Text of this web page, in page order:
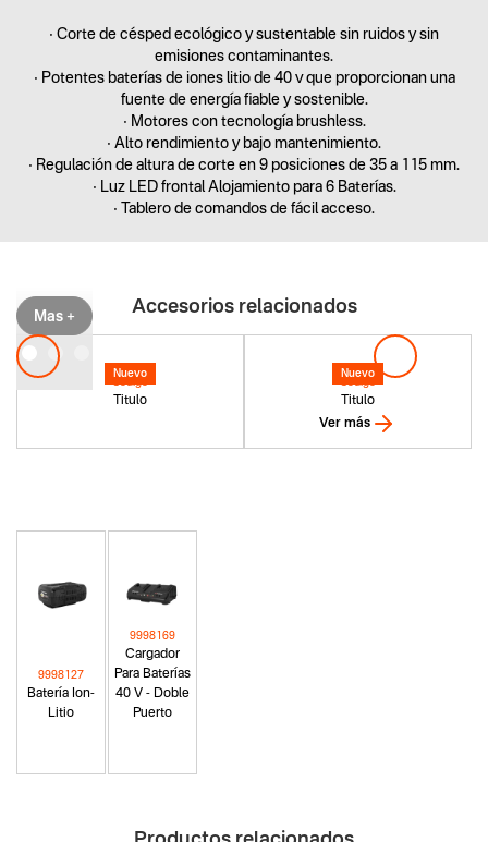
• Corte de césped ecológico y sustentable sin ruidos y sin
emisiones contaminantes.
• Potentes baterías de iones litio de 40 v que proporcionan una
fuente de energía fiable y sostenible.
• Motores con tecnología brushless.
• Alto rendimiento y bajo mantenimiento.
• Regulación de altura de corte en 9 posiciones de 35 a 115 mm.
• Luz LED frontal Alojamiento para 6 Baterías.
• Tablero de comandos de fácil acceso.
• Llave para arranque Interruptor parada emergencia de las
cuchillas.
• Visor digital indicador de carga de las baterías.
• Pulsador reversa de cuchillas
• Pulsador velocidad crucero.
• Pulsador luces encendido/apagado
• Interruptor selector avance, neutro y retroceso.
Mas + Accesorios relacionados
Nuevo
Titulo
Nuevo
Titulo
Ver más
Batería Ion-
Litio
9998127
Cargador
Para Baterías
40 V - Doble
Puerto
9998169